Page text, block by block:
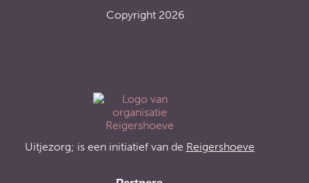
Copyright 2026
Uitjezorg; is een initiatief van de Reigershoeve